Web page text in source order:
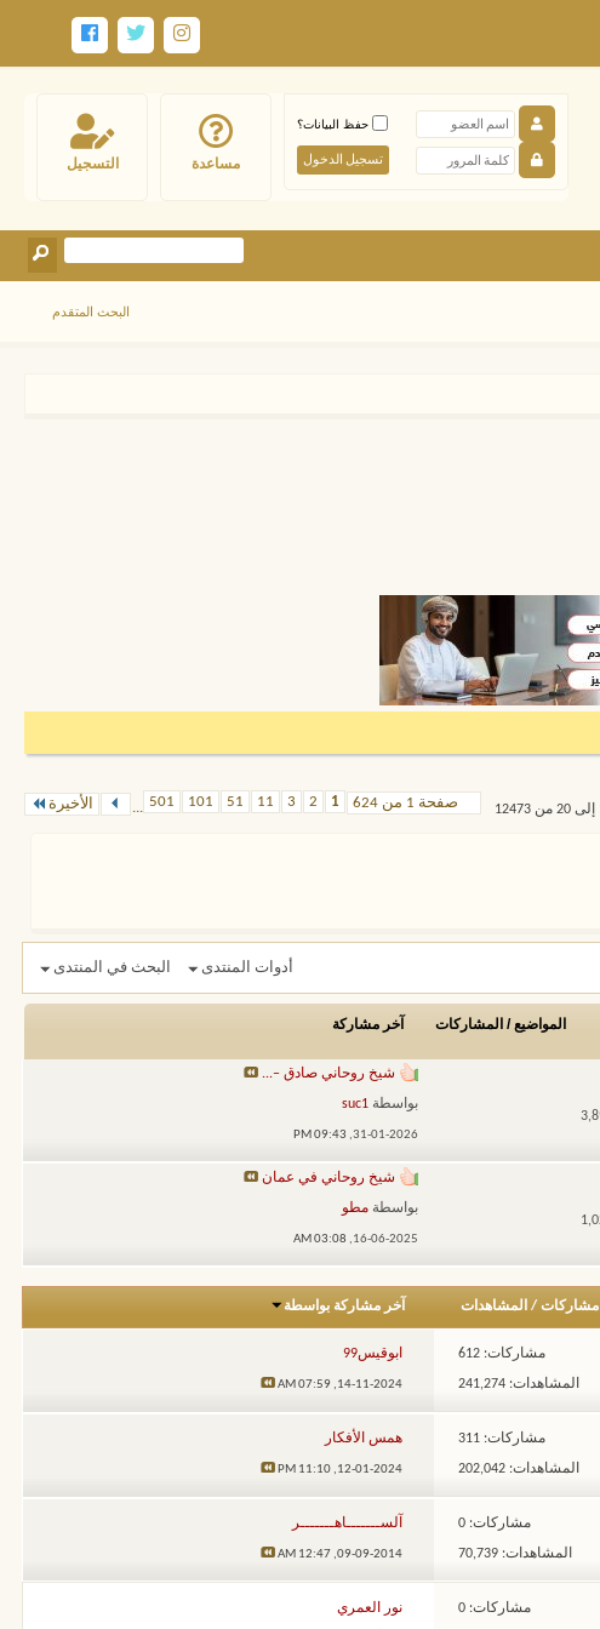
التسجيل مساعدة
حفظ البيانات؟
البحث المتقدم
صفحة 1 من 624 1
2
3
11
51
101
501
... الأخيرة
أدوات المنتدى البحث في المنتدى
المواضيع / المشاركات آخر مشاركة
شيخ روحاني صادق –...
بواسطة suc1
31-01-2026,
09:43 PM
شيخ روحاني في عمان
بواسطة مطو
16-06-2025,
03:08 AM
مشاركات/ المشاهدات آخر مشاركة بواسطة
مشاركات: 612
المشاهدات: 241,274
ابوقيس99
14-11-2024,
07:59 AM
مشاركات: 311
المشاهدات: 202,042
همس الأفكار
12-01-2024,
11:10 PM
مشاركات: 0
المشاهدات: 70,739
آلســـــــاهـــــــر
09-09-2014,
12:47 AM
مشاركات: 0 نور العمري